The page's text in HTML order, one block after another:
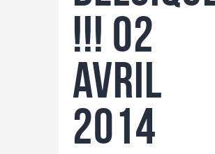
!!! 02
avril
2014